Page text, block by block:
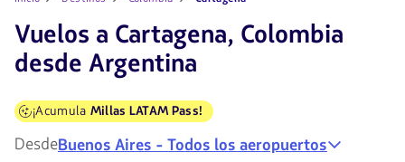
Vuelos a Cartagena, Colombia
desde Argentina
¡Acumula Millas LATAM Pass!
DesdeBuenos Aires - Todos los aeropuertos